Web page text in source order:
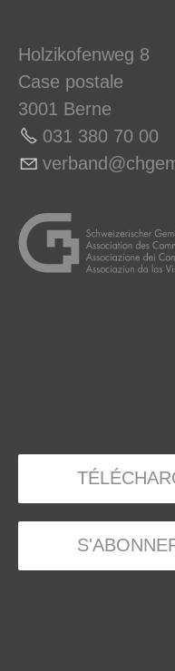
Holzikofenweg 8
Case postale
3001 Berne
031 380 70 00
v rb nd chg